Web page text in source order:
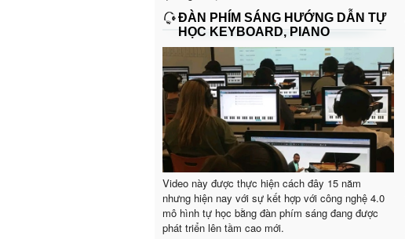
ĐÀN PHÍM SÁNG HƯỚNG DẪN TỰ
HỌC KEYBOARD, PIANO
Video này được thực hiện cách đây 15 năm
nhưng hiện nay với sự kết hợp với công nghệ 4.0
mô hình tự học bằng đàn phím sáng đang được
phát triển lên tầm cao mới.